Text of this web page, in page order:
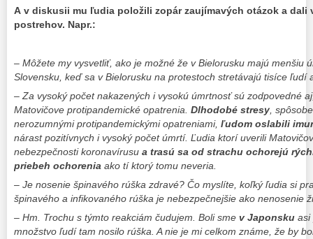
A v diskusii mu ľudia položili zopár zaujímavých otázok a dali
postrehov. Napr.:
– Môžete my vysvetliť, ako je možné že v Bielorusku majú menšiu
Slovensku, keď sa v Bielorusku na protestoch stretávajú tisíce ľudí
– Za vysoký počet nakazených i vysokú úmrtnosť sú zodpovedné
Matovičove protipandemické opatrenia. Dlhodobé stresy ,
nerozumnými protipandemickými opatreniami, ľudom oslabili
nárast pozitívnych i vysoký počet úmrtí. Ľudia ktorí uverili
nebezpečnosti koronavírusu a trasú sa od strachu ochorejú
priebeh ochorenia ako tí ktorý tomu neveria.
– Je nosenie špinavého rúška zdravé? Čo myslíte, koľký ľudia si
špinavého a infikovaného rúška je nebezpečnejšie ako nenosenie
– Hm. Trochu s týmto reakciám čudujem. Boli sme v Japonsku asi
množstvo ľudí tam nosilo rúška. A nie je mi celkom známe, že by